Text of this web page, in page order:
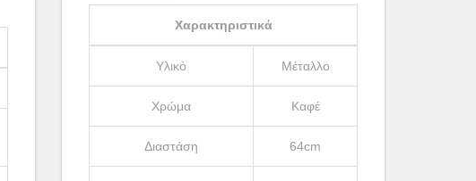
Χαρακτηριστικά
Υλικό Μέταλλο
Χρώμα Καφέ
Διαστάση 64cm